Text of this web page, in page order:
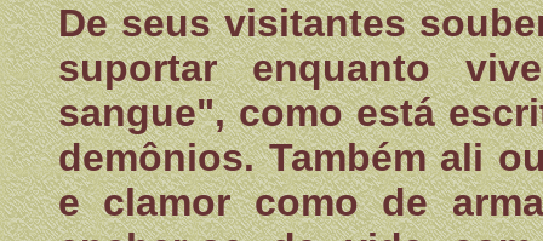
De seus visitantes
suportar enquanto
sangue", como está
demônios. Também ali
e clamor como de